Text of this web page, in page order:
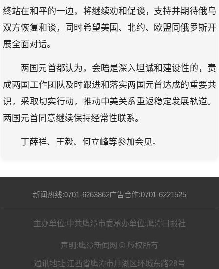
终站在和平的一边，将继续劝和促谈，支持并期待俄乌
双方恢复和谈，同时希望美国、北约、欧盟同俄罗斯开
展全面对话。
两国元首都认为，会晤是深入坦诚和建设性的，责
成两国工作团队及时跟进和落实两国元首达成的重要共
识，采取切实行动，推动中美关系重返稳定发展轨道。
两国元首同意继续保持经常性联系。
丁薛祥、王毅、何立峰等参加会见。
新闻热线:0701-6263862广告合作:0701-6221525
主办单位:中共鹰潭市委承办单位:鹰潭日报社
声明:鹰潭新闻网 © 版权所有
通讯地址:江西省鹰潭市月湖区环城东路28号